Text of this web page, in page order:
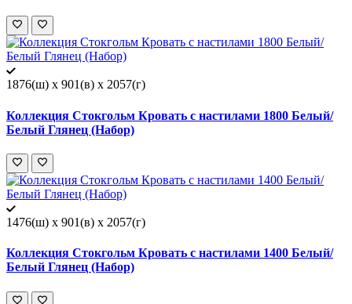
1876(ш) x 901(в) x 2057(г)
Коллекция Стокгольм Кровать с настилами 1800 Белый/
Белый Глянец (Набор)
1476(ш) x 901(в) x 2057(г)
Коллекция Стокгольм Кровать с настилами 1400 Белый/
Белый Глянец (Набор)